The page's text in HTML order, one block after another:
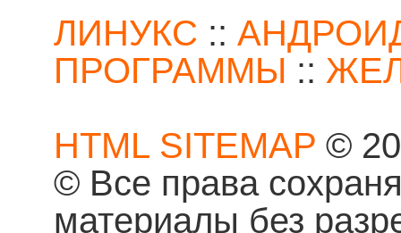
ЛИНУКС ::
ПРОГРАММЫ ::
HTML SITEMAP ©
© Все права
материалы без